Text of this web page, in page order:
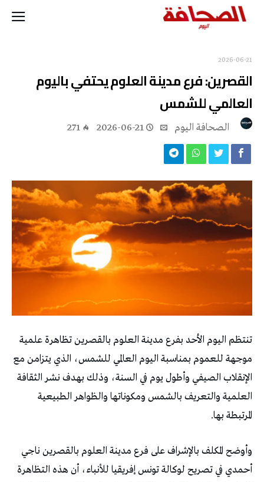
2026-06-21
القصرين: فرع مدينة العلوم يحتفي باليوم
العالمي للشمس
2026-06-21
271
تنتظم اليوم الأحد بفرع مدينة العلوم بالقصرين تظاهرة علمية
موجهة للعموم بمناسبة اليوم العالمي للشمس، الذي يتزامن مع
الإنقلاب الصيفي وأطول يوم في السنة، وذلك بهدف نشر الثقافة
العلمية والتعريف بالشمس ومكوناتها والظواهر الطبيعية
المرتبطة بها.
وأوضح المكلف بالإشراف على فرع مدينة العلوم بالقصرين ناجي
أحمدي في تصريح لوكالة تونس إفريقيا للأنباء، أن هذه التظاهرة